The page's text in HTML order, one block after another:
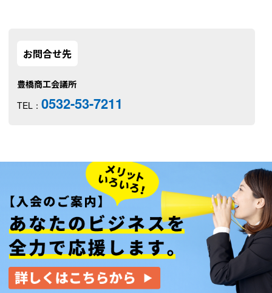
お問合せ先
豊橋商工会議所
TEL： 0532-53-7211